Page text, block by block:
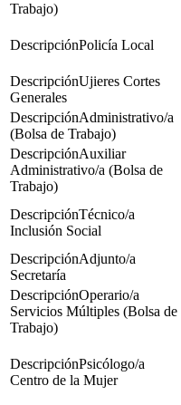
Trabajo)
Policía Local
Ujieres Cortes
Generales
Administrativo/a
(Bolsa de Trabajo)
Auxiliar
Administrativo/a (Bolsa de
Trabajo)
Técnico/a
Inclusión Social
Adjunto/a
Secretaría
Operario/a
Servicios Múltiples (Bolsa de
Trabajo)
Psicólogo/a
Centro de la Mujer